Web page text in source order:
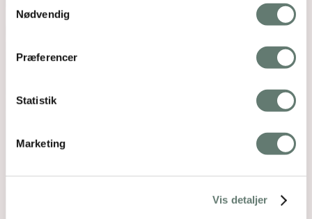
Nødvendig
Præferencer
Statistik
Marketing
Vis detaljer